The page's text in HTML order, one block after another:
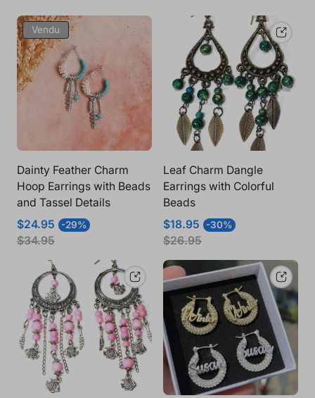
de
la
grille
2
produits
par
ligne
1
Étiquette
Du
Produit:
Vendu
Dainty Feather Charm
Hoop Earrings with Beads
and Tassel Details
Prix
de
vente
$24.95 -29% Prix
$34.95
Leaf Charm Dangle
Earrings with Colorful
Beads
Prix
de
vente
$18.95 -30% Prix
$26.95